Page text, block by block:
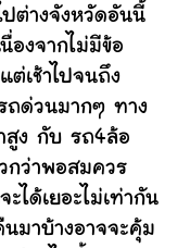
ต่างจังหวัดอันนี้
องจากไม่มีข้อ
ต่เช้าไปจนถึง
ถด่วนมากๆ ทาง
สูง กับ รถ4ล้อ
กว่าพอสมควร
ได้เยอะไม่เท่ากัน
มาบ้างอาจจะคุ้ม